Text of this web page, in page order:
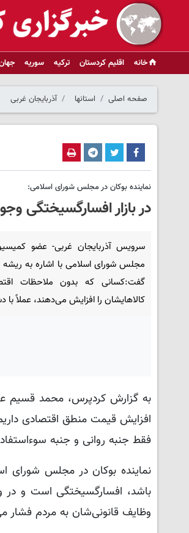
خانه اقلیم کردستان ترکیه سوریه
صفحه اصلی استانها آذربایجان غربی
نماینده بوکان در مجلس شورای اسلامی:
در بازار افسارگسیختگی
سرویس آذربایجان غربی- عضو
مجلس شورای اسلامی با اشاره به ریشه
گفت:کسانی که بدون ملاحظات
کالاهایشان را افزایش می‌دهند، عملاً
به گزارش کردپرس، محمد قسیم
افزایش قیمت منطق اقتصادی
فقط جنبه روانی و جنبه
نماینده بوکان در مجلس شورای
باشد، افسارگسیختگی است و در
وظایف قانونی‌شان به مردم فشار